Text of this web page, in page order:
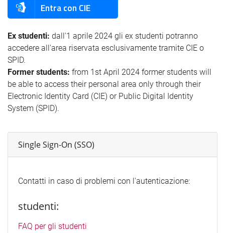
Entra con CIE
Ex studenti: dall'1 aprile 2024 gli ex studenti potranno
accedere all'area riservata esclusivamente tramite CIE o
SPID.
Former students: from 1st April 2024 former students will
be able to access their personal area only through their
Electronic Identity Card (CIE) or Public Digital Identity
System (SPID).
Single Sign-On (SSO)
Contatti in caso di problemi con l'autenticazione:
studenti:
FAQ per gli studenti